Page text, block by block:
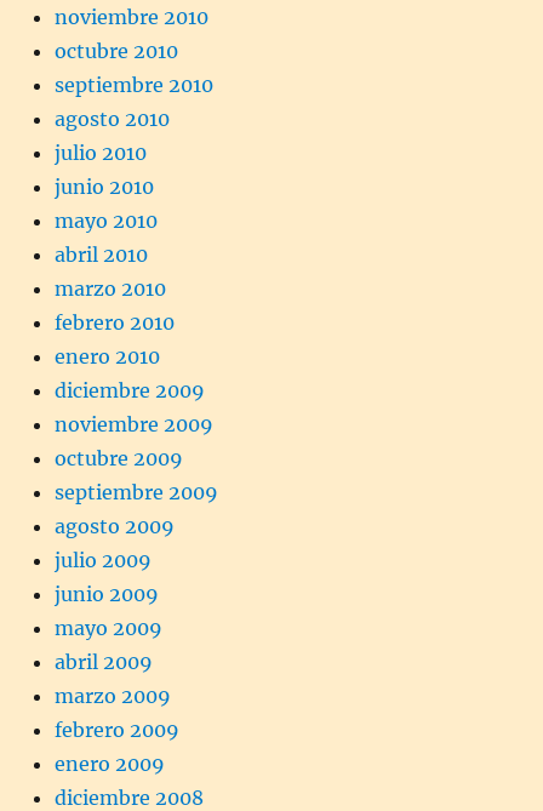
noviembre 2010
octubre 2010
septiembre 2010
agosto 2010
julio 2010
junio 2010
mayo 2010
abril 2010
marzo 2010
febrero 2010
enero 2010
diciembre 2009
noviembre 2009
octubre 2009
septiembre 2009
agosto 2009
julio 2009
junio 2009
mayo 2009
abril 2009
marzo 2009
febrero 2009
enero 2009
diciembre 2008